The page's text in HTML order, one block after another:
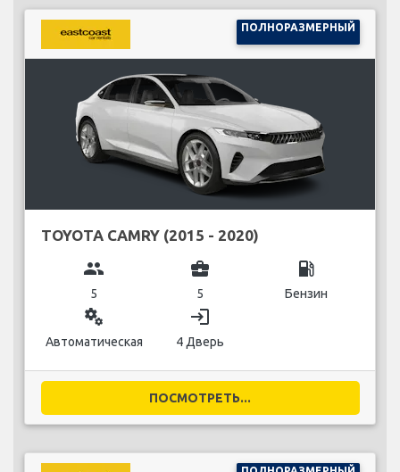
ПОЛНОРАЗМЕРНЫЙ
TOYOTA CAMRY (2015 - 2020)
group
5
business_center
5
local_gas_station
Бензин
miscellaneous_services
Автоматическая
login
4 Дверь
ПОСМОТРЕТЬ...